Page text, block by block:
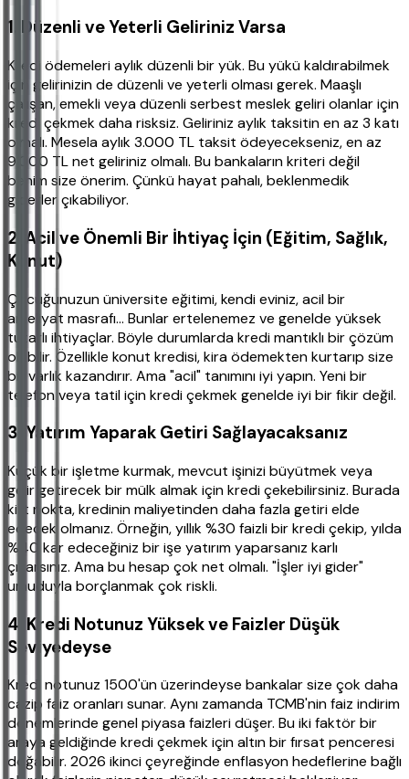
1. Düzenli ve Yeterli Geliriniz Varsa
Kredi ödemeleri aylık düzenli bir yük. Bu yükü kaldırabilmek
için gelirinizin de düzenli ve yeterli olması gerek. Maaşlı
çalışan, emekli veya düzenli serbest meslek geliri olanlar için
kredi çekmek daha risksiz. Geliriniz aylık taksitin en az 3 katı
olmalı. Mesela aylık 3.000 TL taksit ödeyecekseniz, en az
9.000 TL net geliriniz olmalı. Bu bankaların kriteri değil
benim size önerim. Çünkü hayat pahalı, beklenmedik
giderler çıkabiliyor.
2. Acil ve Önemli Bir İhtiyaç İçin (Eğitim, Sağlık,
Konut)
Çocuğunuzun üniversite eğitimi, kendi eviniz, acil bir
ameliyat masrafı... Bunlar ertelenemez ve genelde yüksek
tutarlı ihtiyaçlar. Böyle durumlarda kredi mantıklı bir çözüm
olabilir. Özellikle konut kredisi, kira ödemekten kurtarıp size
bir varlık kazandırır. Ama "acil" tanımını iyi yapın. Yeni bir
telefon veya tatil için kredi çekmek genelde iyi bir fikir değil.
3. Yatırım Yaparak Getiri Sağlayacaksanız
Küçük bir işletme kurmak, mevcut işinizi büyütmek veya
gelir getirecek bir mülk almak için kredi çekebilirsiniz. Burada
kilit nokta, kredinin maliyetinden daha fazla getiri elde
edecek olmanız. Örneğin, yıllık %30 faizli bir kredi çekip, yılda
%40 kar edeceğiniz bir işe yatırım yaparsanız karlı
çıkarsınız. Ama bu hesap çok net olmalı. "İşler iyi gider"
umuduyla borçlanmak çok riskli.
4. Kredi Notunuz Yüksek ve Faizler Düşük
Seviyedeyse
Kredi notunuz 1500'ün üzerindeyse bankalar size çok daha
cazip faiz oranları sunar. Aynı zamanda TCMB'nin faiz indirim
dönemlerinde genel piyasa faizleri düşer. Bu iki faktör bir
araya geldiğinde kredi çekmek için altın bir fırsat penceresi
doğabilir. 2026 ikinci çeyreğinde enflasyon hedeflerine bağlı